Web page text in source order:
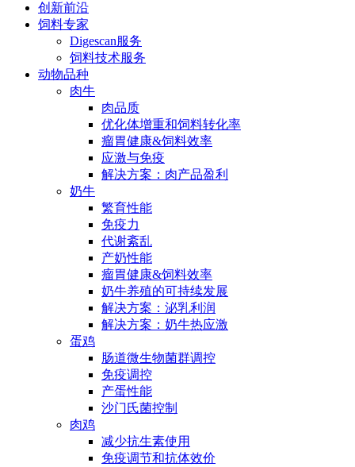
创新前沿
饲料专家
Digescan服务
饲料技术服务
动物品种
肉牛
肉品质
优化体增重和饲料转化率
瘤胃健康&饲料效率
应激与免疫
解决方案：肉产品盈利
奶牛
繁育性能
免疫力
代谢紊乱
产奶性能
瘤胃健康&饲料效率
奶牛养殖的可持续发展
解决方案：泌乳利润
解决方案：奶牛热应激
蛋鸡
肠道微生物菌群调控
免疫调控
产蛋性能
沙门氏菌控制
肉鸡
减少抗生素使用
免疫调节和抗体效价